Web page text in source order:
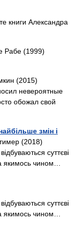
книги Александра
Рабе (1999)
(2015)
невероятные
обожал свой
змін і
(2018)
суттєві
якимось чином…
суттєві
якимось чином…